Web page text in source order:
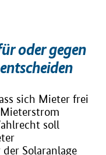
oder gegen
sich Mieter frei
soll
Solaranlage